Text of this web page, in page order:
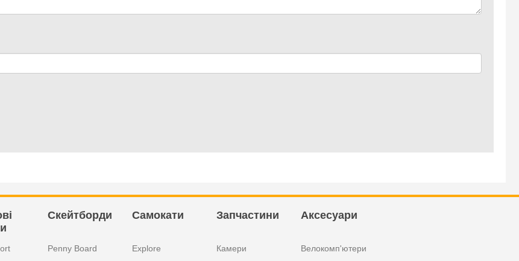
Скейтборди
Penny Board
Самокати
Explore
Запчастини
Камери
Аксесуари
Велокомп'ютери